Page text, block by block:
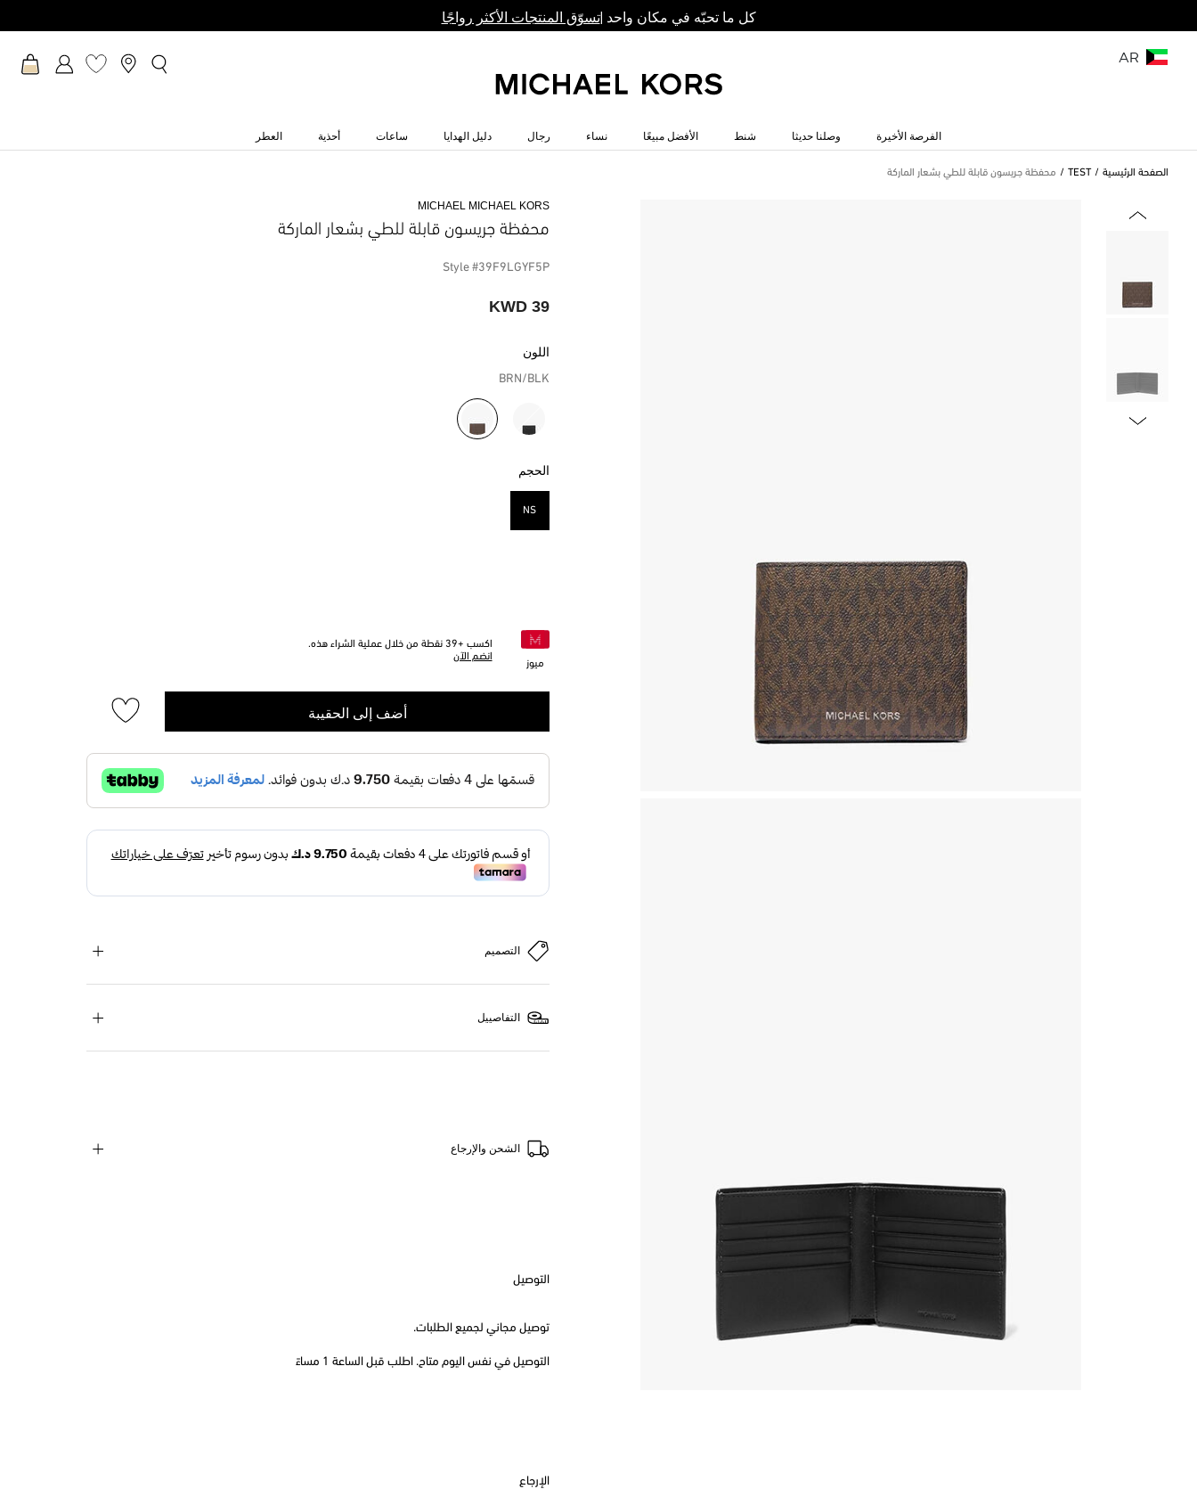
كل ما تحبّه في مكان واحد |تسوّق المنتجات الأكثر رواجًا
AR
الفرصة الأخيرة وصلنا حديثا شنط الأفضل مبيعًا نساء رجال دليل الهدايا ساعات أحذية العطر
الصفحة الرئيسية TEST محفظة جريسون قابلة للطي بشعار الماركة
MICHAEL MICHAEL KORS
محفظة جريسون قابلة للطي بشعار الماركة
Style #39F9LGYF5P
39 KWD
اللون
BRN/BLK
مختار
الحجم
NS
ميوز
اكسب +39 نقطة من خلال عملية الشراء هذه.
انضم الآن
أضف إلى الحقيبة
التصميم
التفاصييل
الشحن والإرجاع
التوصيل
توصيل مجاني لجميع الطلبات.
التوصيل في نفس اليوم متاح. اطلب قبل الساعة 1 مساءً
الإرجاع